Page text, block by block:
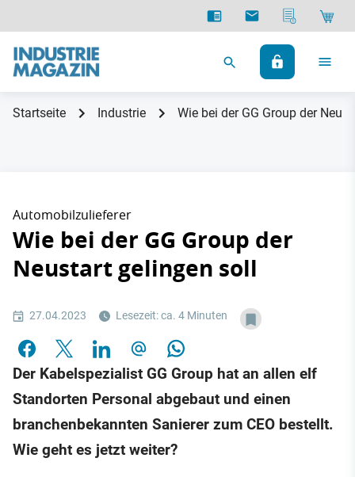
Startseite Industrie Wie bei der GG Group der
Automobilzulieferer
Wie bei der GG Group der
Neustart gelingen soll
27.04.2023 Lesezeit: ca. 4 Minuten
Der Kabelspezialist GG Group hat an allen elf
Standorten Personal abgebaut und einen
branchenbekannten Sanierer zum CEO bestellt.
Wie geht es jetzt weiter?